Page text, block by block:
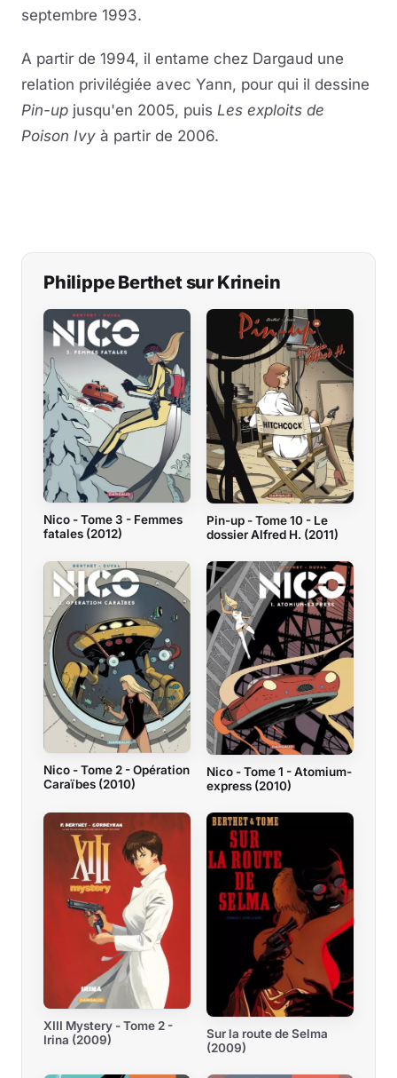
septembre 1993.
A partir de 1994, il entame chez Dargaud une
relation privilégiée avec Yann, pour qui il dessine
Pin-up jusqu'en 2005, puis Les exploits de
Poison Ivy à partir de 2006.
Philippe Berthet sur Krinein
Nico - Tome 3 - Femmes
fatales (2012)
Pin-up - Tome 10 - Le
dossier Alfred H. (2011)
Nico - Tome 2 - Opération
Caraïbes (2010)
Nico - Tome 1 - Atomium-
express (2010)
XIII Mystery - Tome 2 -
Irina (2009)
Sur la route de Selma
(2009)